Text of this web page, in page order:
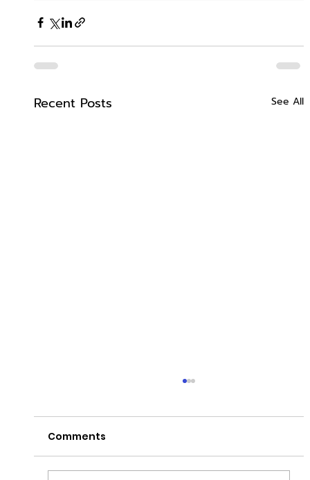
Recent Posts See All
Comments